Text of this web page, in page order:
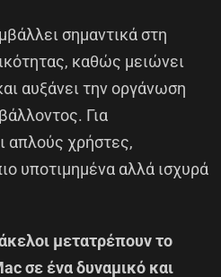
σημαντικά στη
καθώς μειώνει
αυξάνει την οργάνωση
Για
απλούς χρήστες,
υποτιμημένα αλλά ισχυρά
μετατρέπουν το
σε ένα δυναμικό και